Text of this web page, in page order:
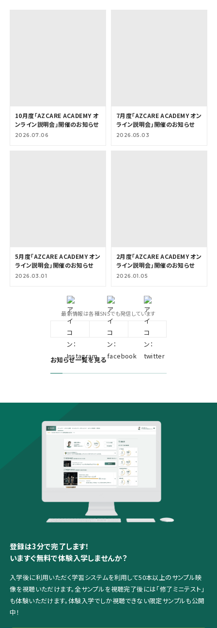
10月度「AZCARE ACADEMY オ
ンライン説明会」開催のお知らせ
2026.07.06
7月度「AZCARE ACADEMY オン
ライン説明会」開催のお知らせ
2026.05.03
5月度「AZCARE ACADEMY オン
ライン説明会」開催のお知らせ
2026.03.01
2月度「AZCARE ACADEMY オン
ライン説明会」開催のお知らせ
2026.01.05
最新情報は各種SNSでも発信しています
お知らせ一覧を見る
登録は3分で完了します！
いますぐ無料で体験入学しませんか？
入学後に利用いただく学習システムを利用して50本以上のサンプル映
像を視聴いただけます。全サンプルを視聴完了後には「修了ミニテスト」
も体験いただけます。体験入学でしか視聴できない限定サンプルも公開
中！